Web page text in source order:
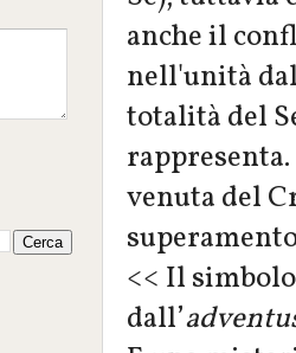
anche il
nell'unità
totalità del
venuta del
<< Il
dall’